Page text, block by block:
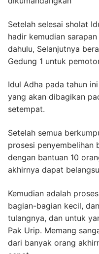
Setelah selesai sholat
hadir kemudian
dahulu, Selanjutnya
Gedung 1 untuk
Idul Adha pada tahun
yang akan dibagikan
setempat.
Setelah semua
prosesi penyembelihan
dengan bantuan 10
akhirnya dapat
Kemudian adalah
bagian-bagian kecil,
tulangnya, dan untuk
Pak Urip. Memang
dari banyak orang